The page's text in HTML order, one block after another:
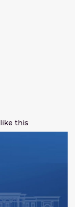
like this